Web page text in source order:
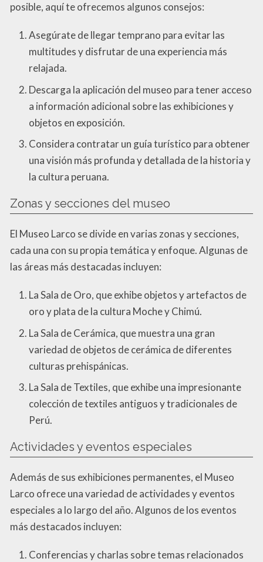
posible, aquí te ofrecemos algunos consejos:
Asegúrate de llegar temprano para evitar las
multitudes y disfrutar de una experiencia más
relajada.
Descarga la aplicación del museo para tener acceso
a información adicional sobre las exhibiciones y
objetos en exposición.
Considera contratar un guía turístico para obtener
una visión más profunda y detallada de la historia y
la cultura peruana.
Zonas y secciones del museo
El Museo Larco se divide en varias zonas y secciones,
cada una con su propia temática y enfoque. Algunas de
las áreas más destacadas incluyen:
La Sala de Oro, que exhibe objetos y artefactos de
oro y plata de la cultura Moche y Chimú.
La Sala de Cerámica, que muestra una gran
variedad de objetos de cerámica de diferentes
culturas prehispánicas.
La Sala de Textiles, que exhibe una impresionante
colección de textiles antiguos y tradicionales de
Perú.
Actividades y eventos especiales
Además de sus exhibiciones permanentes, el Museo
Larco ofrece una variedad de actividades y eventos
especiales a lo largo del año. Algunos de los eventos
más destacados incluyen:
Conferencias y charlas sobre temas relacionados